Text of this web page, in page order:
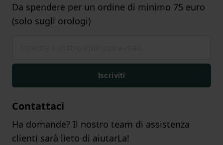
Da spendere per un ordine di minimo 75 euro
(solo sugli orologi)
Iscriviti
Contattaci
Ha domande? Il nostro team di assistenza
clienti sarà lieto di aiutarLa!